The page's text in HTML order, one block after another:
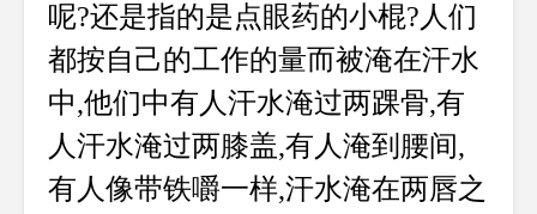
呢?还是指的是点眼药的小棍?人们
都按自己的工作的量而被淹在汗水
中,他们中有人汗水淹过两踝骨,有
人汗水淹过两膝盖,有人淹到腰间,
有人像带铁嚼一样,汗水淹在两唇之